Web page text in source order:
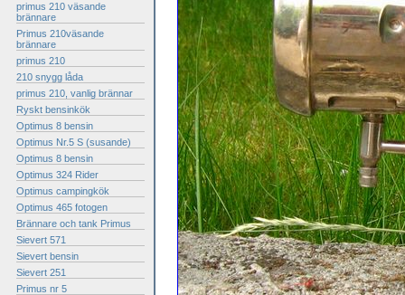
primus 210 väsande
brännare
Primus 210väsande
brännare
primus 210
210 snygg låda
primus 210, vanlig brännar
Ryskt bensinkök
Optimus 8 bensin
Optimus Nr.5 S (susande)
Optimus 8 bensin
Optimus 324 Rider
Optimus campingkök
Optimus 465 fotogen
Brännare och tank Primus
Sievert 571
Sievert bensin
Sievert 251
Primus nr 5